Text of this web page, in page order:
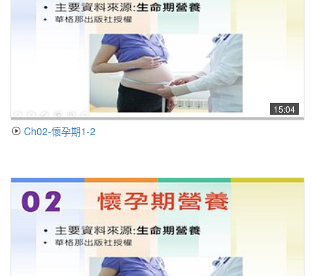
15:04
Ch02-懷孕期1-2